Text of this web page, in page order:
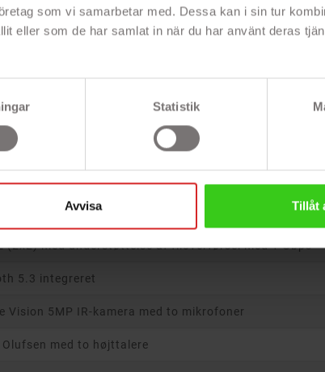
som vi samarbetar med. Dessa kan i sin tur
eller som de har samlat in när du har använt deras
Statistik
Avvisa Tillåt
Hexagon NPU
RAM
loddet og kan ikke opgraderes
NVMe SSD
Adreno
(2x2) med understøttelse af filoverførsel med 1 Gbps
5.3 integreret
Vision 5MP IR-kamera med to mikrofoner
Olufsen med to højttalere